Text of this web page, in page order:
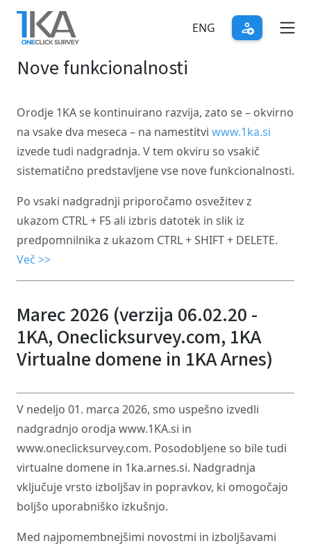
Skip
main
content
ENG
Nove funkcionalnosti
Orodje 1KA se kontinuirano razvija, zato se – okvirno
na vsake dva meseca – na namestitvi www.1ka.si
izvede tudi nadgradnja. V tem okviru so vsakič
sistematično predstavljene vse nove funkcionalnosti.
Po vsaki nadgradnji priporočamo osvežitev z
ukazom CTRL + F5 ali izbris datotek in slik iz
predpomnilnika z ukazom CTRL + SHIFT + DELETE.
Več >>
Marec 2026 (verzija 06.02.20 -
1KA, Oneclicksurvey.com, 1KA
Virtualne domene in 1KA Arnes)
V nedeljo 01. marca 2026, smo uspešno izvedli
nadgradnjo orodja www.1KA.si in
www.oneclicksurvey.com. Posodobljene so bile tudi
virtualne domene in 1ka.arnes.si. Nadgradnja
vključuje vrsto izboljšav in popravkov, ki omogočajo
boljšo uporabniško izkušnjo.
Med najpomembnejšimi novostmi in izboljšavami